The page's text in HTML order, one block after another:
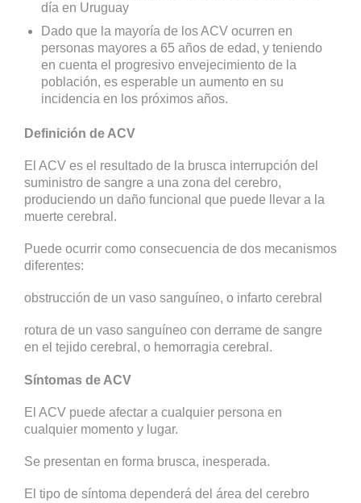
día en Uruguay
Dado que la mayoría de los ACV ocurren en
personas mayores a 65 años de edad, y teniendo
en cuenta el progresivo envejecimiento de la
población, es esperable un aumento en su
incidencia en los próximos años.
Definición de ACV
El ACV es el resultado de la brusca interrupción del
suministro de sangre a una zona del cerebro,
produciendo un daño funcional que puede llevar a la
muerte cerebral.
Puede ocurrir como consecuencia de dos mecanismos
diferentes:
obstrucción de un vaso sanguíneo, o infarto cerebral
rotura de un vaso sanguíneo con derrame de sangre
en el tejido cerebral, o hemorragia cerebral.
Síntomas de ACV
El ACV puede afectar a cualquier persona en
cualquier momento y lugar.
Se presentan en forma brusca, inesperada.
El tipo de síntoma dependerá del área del cerebro